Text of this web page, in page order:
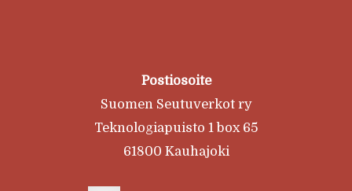
Postiosoite
Suomen Seutuverkot ry
Teknologiapuisto 1 box 65
61800 Kauhajoki